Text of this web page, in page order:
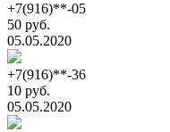
+7(916)**-05
50 руб.
05.05.2020
+7(916)**-36
10 руб.
05.05.2020